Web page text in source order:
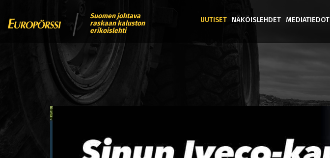
Suomen johtava
raskaan kaluston
erikoislehti
UUTISET NÄKÖISLEHDET MEDIATIEDOT